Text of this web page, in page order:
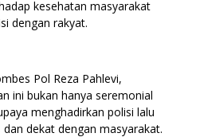
kesehatan masyarakat
dengan rakyat.
Pol Reza Pahlevi,
ini bukan hanya seremonial
menghadirkan polisi lalu
dekat dengan masyarakat.